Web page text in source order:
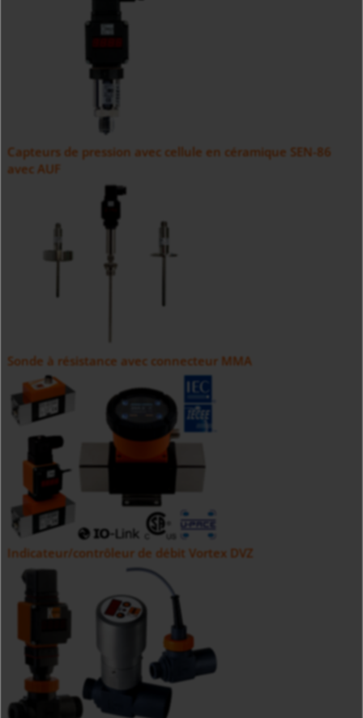
Capteurs de pression avec cellule en céramique SEN-86
avec AUF
Sonde à résistance avec connecteur MMA
Indicateur/contrôleur de débit Vortex DVZ